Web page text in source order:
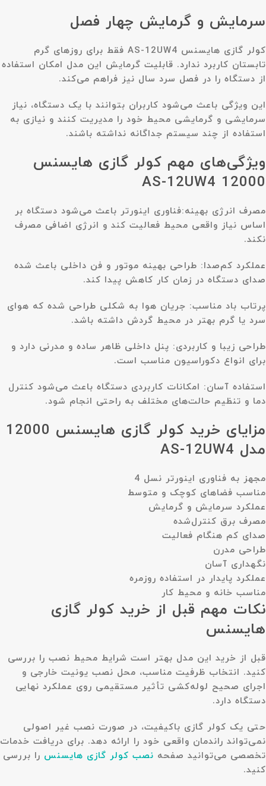
سرمایش و گرمایش چهار فصل
کولر گازی هایسنس AS-12UW4 فقط برای روزهای گرم
تابستان کاربرد ندارد. قابلیت گرمایش این مدل امکان استفاده
از دستگاه را در فصل سرد سال نیز فراهم می‌کند.
این ویژگی باعث می‌شود کاربران بتوانند با یک دستگاه، نیاز
سرمایشی و گرمایشی محیط خود را مدیریت کنند و نیازی به
استفاده از چند سیستم جداگانه نداشته باشند.
ویژگی‌های مهم کولر گازی هایسنس
12000 AS-12UW4
مصرف انرژی بهینه:فناوری اینورتر باعث می‌شود دستگاه بر
اساس نیاز واقعی محیط فعالیت کند و انرژی اضافی مصرف
نکند.
عملکرد کم‌صدا: طراحی بهینه موتور و فن داخلی باعث شده
صدای دستگاه در زمان کار کاهش پیدا کند.
پرتاب باد مناسب: جریان هوا به شکلی طراحی شده که هوای
سرد یا گرم بهتر در محیط گردش داشته باشد.
طراحی زیبا و کاربردی: پنل داخلی ظاهر ساده و مدرنی دارد و
برای انواع دکوراسیون مناسب است.
استفاده آسان: امکانات کاربردی دستگاه باعث می‌شود کنترل
دما و تنظیم حالت‌های مختلف به راحتی انجام شود.
مزایای خرید کولر گازی هایسنس 12000
مدل AS-12UW4
مجهز به فناوری اینورتر نسل 4
مناسب فضاهای کوچک و متوسط
عملکرد سرمایش و گرمایش
مصرف برق کنترل‌شده
صدای کم هنگام فعالیت
طراحی مدرن
نگهداری آسان
عملکرد پایدار در استفاده روزمره
مناسب خانه و محیط کار
نکات مهم قبل از خرید کولر گازی
هایسنس
قبل از خرید این مدل بهتر است شرایط محیط نصب را بررسی
کنید. انتخاب ظرفیت مناسب، محل نصب یونیت خارجی و
اجرای صحیح لوله‌کشی تأثیر مستقیمی روی عملکرد نهایی
دستگاه دارد.
حتی یک کولر گازی باکیفیت، در صورت نصب غیر اصولی
نمی‌تواند راندمان واقعی خود را ارائه دهد. برای دریافت خدمات
تخصصی می‌توانید صفحه نصب کولر گازی هایسنس را بررسی
کنید.